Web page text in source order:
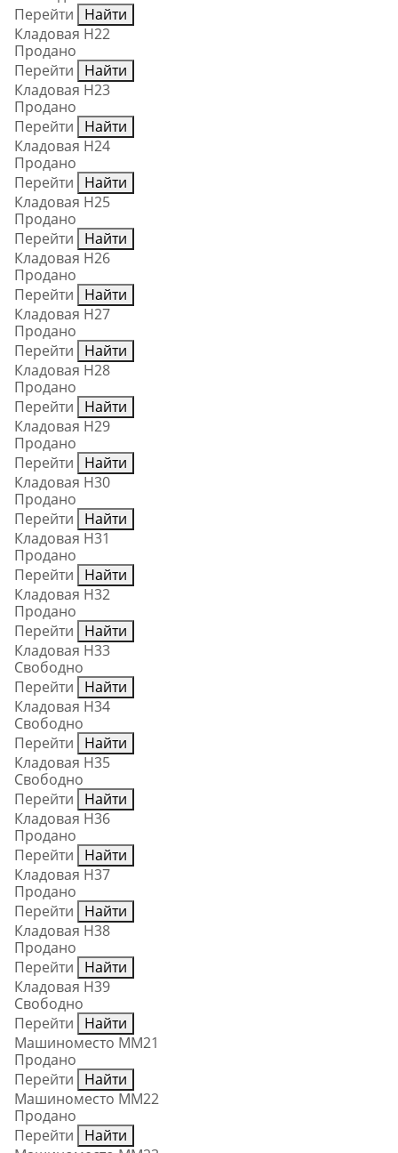
Перейти
Найти
Кладовая Н22
Продано
Перейти
Найти
Кладовая Н23
Продано
Перейти
Найти
Кладовая Н24
Продано
Перейти
Найти
Кладовая Н25
Продано
Перейти
Найти
Кладовая Н26
Продано
Перейти
Найти
Кладовая Н27
Продано
Перейти
Найти
Кладовая Н28
Продано
Перейти
Найти
Кладовая Н29
Продано
Перейти
Найти
Кладовая Н30
Продано
Перейти
Найти
Кладовая Н31
Продано
Перейти
Найти
Кладовая Н32
Продано
Перейти
Найти
Кладовая Н33
Свободно
Перейти
Найти
Кладовая Н34
Свободно
Перейти
Найти
Кладовая Н35
Свободно
Перейти
Найти
Кладовая Н36
Продано
Перейти
Найти
Кладовая Н37
Продано
Перейти
Найти
Кладовая Н38
Продано
Перейти
Найти
Кладовая Н39
Свободно
Перейти
Найти
Машиноместо ММ21
Продано
Перейти
Найти
Машиноместо ММ22
Продано
Перейти
Найти